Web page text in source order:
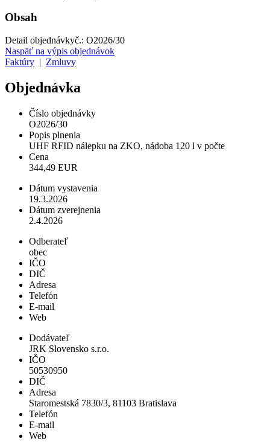
Obsah
Detail objednávkyč.: O2026/30
Naspäť na výpis objednávok
Faktúry
Zmluvy
Objednávka
Číslo objednávky
O2026/30
Popis plnenia
UHF RFID nálepku na ZKO, nádoba 120 l v počte
Cena
344,49 EUR
Dátum vystavenia
19.3.2026
Dátum zverejnenia
2.4.2026
Odberateľ
obec
IČO
DIČ
Adresa
Telefón
E-mail
Web
Dodávateľ
JRK Slovensko s.r.o.
IČO
50530950
DIČ
Adresa
Staromestská 7830/3, 81103 Bratislava
Telefón
E-mail
Web